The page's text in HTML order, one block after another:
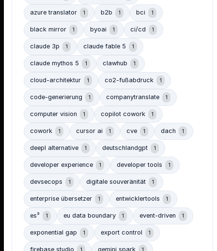
azure translator 1 b2b 1 bci 1
black mirror 1 byoai 1 ci/cd 1
claude 3p 1 claude fable 5 1
claude mythos 5 1 clawhub 1
cloud-architektur 1 co2-fußabdruck 1
code-generierung 1 companytranslate 1
computer vision 1 copilot cowork 1
cowork 1 cursor ai 1 cve 1 dach 1
deepl alternative 1 deutschlandgpt 1
developer experience 1 developer tools 1
devsecops 1 digitale souveränität 1
enterprise übersetzer 1 entwicklertools 1
es³ 1 eu data boundary 1 event-driven 1
exponential gap 1 export control 1
1 1